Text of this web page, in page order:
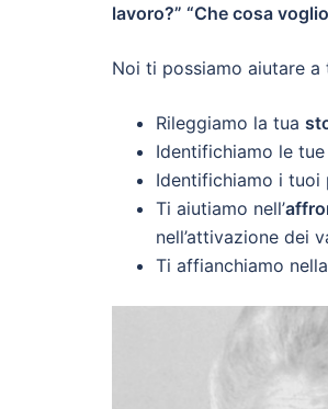
lavoro?” “Che cosa
Noi ti possiamo aiutare
Rileggiamo la tua
Identifichiamo le tue
Identifichiamo i tuoi
Ti aiutiamo nell’
nell’attivazione dei
Ti affianchiamo nella